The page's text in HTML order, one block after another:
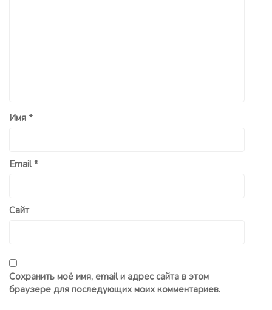
Имя *
Email*
Сайт
Сохранить моё имя, email и адрес сайта в этом
браузере для последующих моих комментариев.